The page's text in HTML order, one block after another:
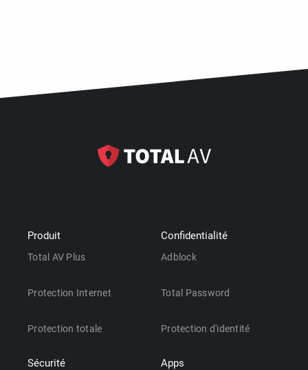
Produit
Total AV Plus
Protection Internet
Protection totale
Sécurité
Confidentialité
Adblock
Total Password
Protection d'identité
Apps